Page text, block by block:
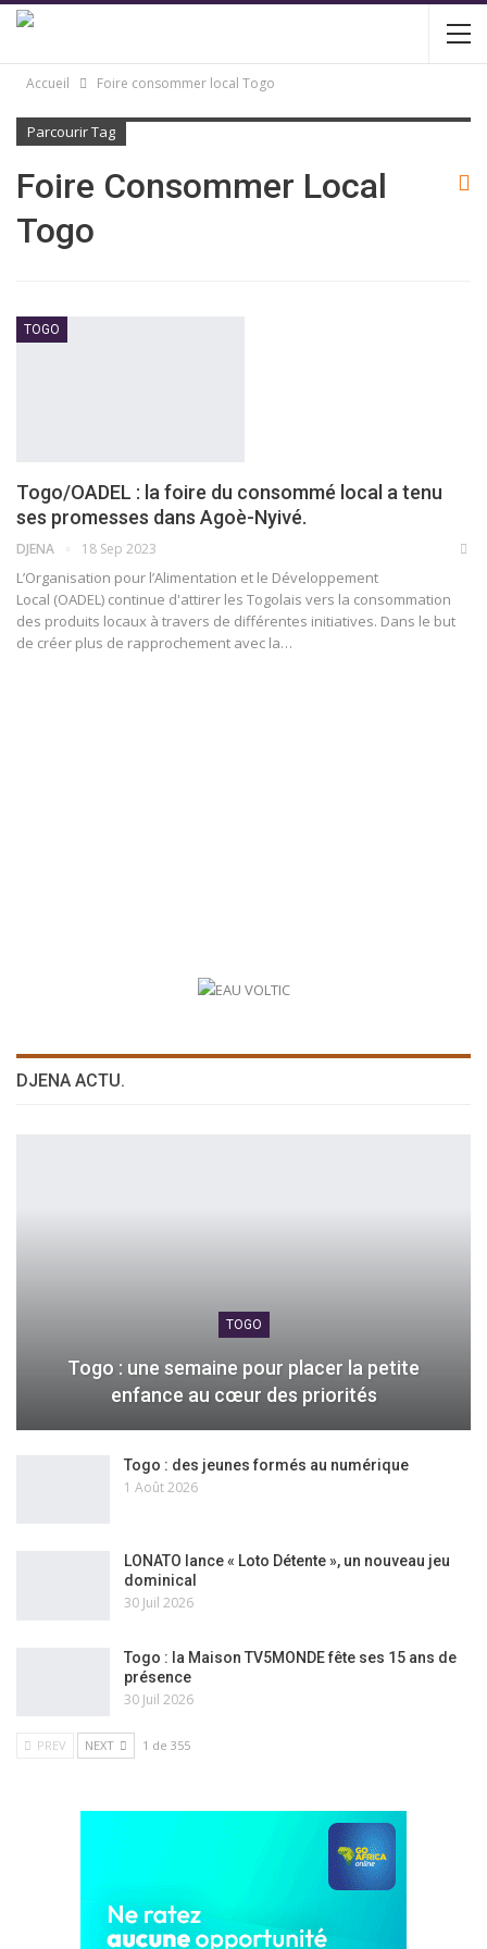
Accueil Foire consommer local Togo
Parcourir Tag
Foire Consommer Local
Togo
TOGO
Togo/OADEL : la foire du consommé local a tenu
ses promesses dans Agoè-Nyivé.
DJENA 18 Sep 2023
L’Organisation pour l’Alimentation et le Développement
Local (OADEL) continue d'attirer les Togolais vers la consommation
des produits locaux à travers de différentes initiatives. Dans le but
de créer plus de rapprochement avec la…
DJENA ACTU.
TOGO
Togo : une semaine pour placer la petite
enfance au cœur des priorités
Togo : des jeunes formés au numérique
1 Août 2026
LONATO lance « Loto Détente », un nouveau jeu
dominical
30 Juil 2026
Togo : la Maison TV5MONDE fête ses 15 ans de
présence
30 Juil 2026
PREV NEXT 1 de 355